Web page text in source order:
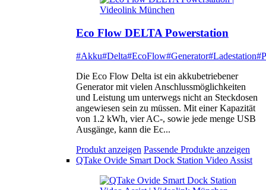
Eco Flow DELTA Powerstation
#Akku#Delta#EcoFlow#Generator#Ladestation
Die Eco Flow Delta ist ein akkubetriebener
Generator mit vielen Anschlussmöglichkeiten
und Leistung um unterwegs nicht an Steckdosen
angewiesen sein zu müssen. Mit einer Kapazität
von 1.2 kWh, vier AC-, sowie jede menge USB
Ausgänge, kann die Ec...
Produkt anzeigen Passende Produkte anzeigen
QTake Ovide Smart Dock Station Video Assist